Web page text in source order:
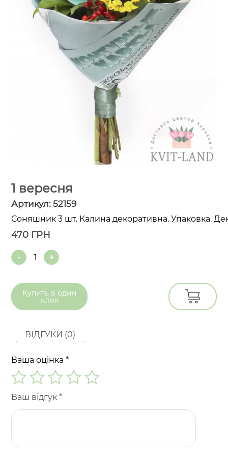
1 вересня
Артикул:52159
Соняшник 3 шт. Калина декоративна. Упаковка.
470 ГРН
Quantity
Купить в один
клик
ВІДГУКИ (0)
Ваша оцінка*
Ваш відгук*